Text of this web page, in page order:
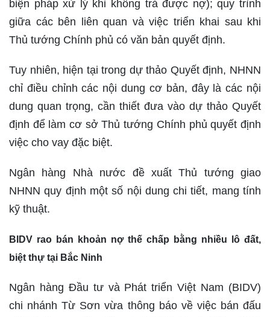
biện pháp xử lý khi không trả được nợ); quy trình
giữa các bên liên quan và việc triển khai sau khi
Thủ tướng Chính phủ có văn bản quyết định.
Tuy nhiên, hiện tại trong dự thảo Quyết định, NHNN
chỉ điều chỉnh các nội dung cơ bản, đây là các nội
dung quan trọng, cần thiết đưa vào dự thảo Quyết
định để làm cơ sở Thủ tướng Chính phủ quyết định
việc cho vay đặc biệt.
Ngân hàng Nhà nước đề xuất Thủ tướng giao
NHNN quy định một số nội dung chi tiết, mang tính
kỹ thuật.
BIDV rao bán khoản nợ thế chấp bằng nhiều lô đất,
biệt thự tại Bắc Ninh
Ngân hàng Đầu tư và Phát triển Việt Nam (BIDV)
chi nhánh Từ Sơn vừa thông báo về việc bán đấu